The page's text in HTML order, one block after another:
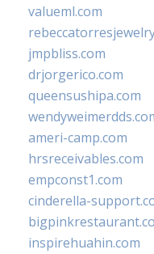
valueml.com
jmpbliss.com
drjorgerico.com
queensushipa.com
ameri-camp.com
hrsreceivables.com
empconst1.com
cinderella-
inspirehuahin.com